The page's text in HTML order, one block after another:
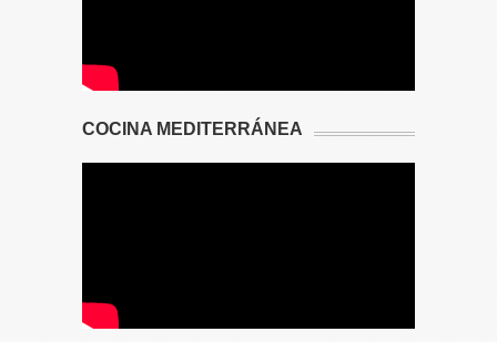
COCINA MEDITERRÁNEA